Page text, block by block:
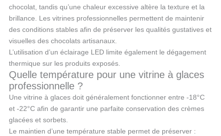
chocolat, tandis qu’une chaleur excessive altère la texture et la
brillance. Les vitrines professionnelles permettent de maintenir
des conditions stables afin de préserver les qualités gustatives et
visuelles des chocolats artisanaux.
L’utilisation d’un éclairage LED limite également le dégagement
thermique sur les produits exposés.
Quelle température pour une vitrine à glaces
professionnelle ?
Une vitrine à glaces doit généralement fonctionner entre -18°C
et -22°C afin de garantir une parfaite conservation des crèmes
glacées et sorbets.
Le maintien d’une température stable permet de préserver :